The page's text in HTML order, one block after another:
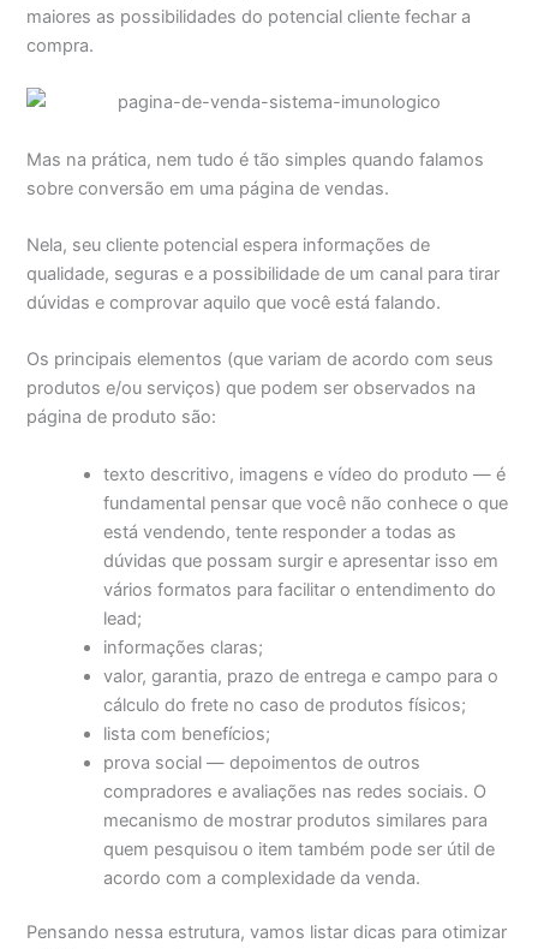
maiores as possibilidades do potencial cliente fechar a
compra.
Mas na prática, nem tudo é tão simples quando falamos
sobre conversão em uma página de vendas.
Nela, seu cliente potencial espera informações de
qualidade, seguras e a possibilidade de um canal para tirar
dúvidas e comprovar aquilo que você está falando.
Os principais elementos (que variam de acordo com seus
produtos e/ou serviços) que podem ser observados na
página de produto são:
texto descritivo, imagens e vídeo do produto — é
fundamental pensar que você não conhece o que
está vendendo, tente responder a todas as
dúvidas que possam surgir e apresentar isso em
vários formatos para facilitar o entendimento do
lead;
informações claras;
valor, garantia, prazo de entrega e campo para o
cálculo do frete no caso de produtos físicos;
lista com benefícios;
prova social — depoimentos de outros
compradores e avaliações nas redes sociais. O
mecanismo de mostrar produtos similares para
quem pesquisou o item também pode ser útil de
acordo com a complexidade da venda.
Pensando nessa estrutura, vamos listar dicas para otimizar